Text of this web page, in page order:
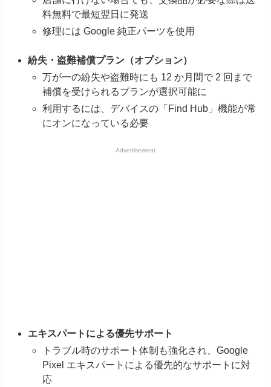
料無料で最短翌日に発送
修理には Google 純正パーツを使用
紛失・盗難補償プラン（オプション）
万が一の紛失や盗難時にも 12 か月間で 2 回まで
補償を受けられるプランが選択可能に
利用するには、デバイスの「Find Hub」機能が常
にオンになっている必要
Advertisement
エキスパートによる優先サポート
トラブル時のサポート体制も強化され、Google
Pixel エキスパートによる優先的なサポートに対
応